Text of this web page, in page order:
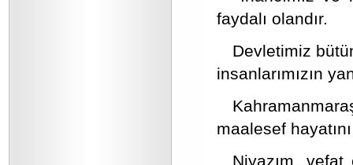
faydalı olandır.
Devletimiz
insanlarımızın
maalesef
Niyazım, vefat